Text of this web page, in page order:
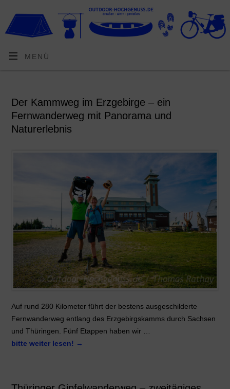
MENÜ
Der Kammweg im Erzgebirge – ein
Fernwanderweg mit Panorama und
Naturerlebnis
Auf rund 280 Kilometer führt der bestens ausgeschilderte
Fernwanderweg entlang des Erzgebirgskamms durch Sachsen
und Thüringen. Fünf Etappen haben wir …
bitte weiter lesen! →